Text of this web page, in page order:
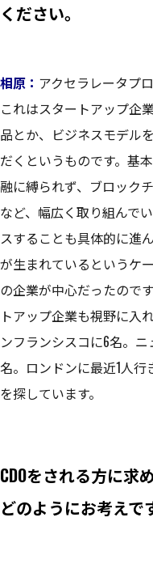
ください。
相原： アクセラレータプ
これはスタートアップ企
品とか、ビジネスモデル
だくというものです。基
融に縛られず、ブロック
など、幅広く取り組んで
スすることも具体的に進
が生まれているというケ
の企業が中心だったので
トアップ企業も視野に入
ンフランシスコに6名。
名。ロンドンに最近1人
を探しています。
CDOをされる方に求
どのようにお考えで